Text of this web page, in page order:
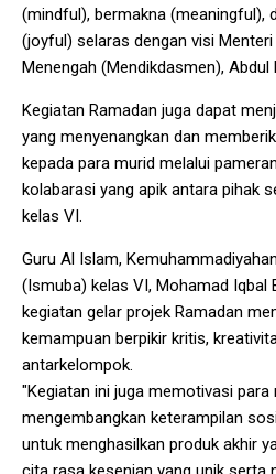
(mindful), bermakna (meaningful),
(joyful) selaras dengan visi Menteri
Menengah (Mendikdasmen), Abdul
Kegiatan Ramadan juga dapat
yang menyenangkan dan
kepada para murid melalui
kolabarasi yang apik antara pihak
kelas VI.
Guru Al Islam,
(Ismuba) kelas VI, Mohamad Iqbal
kegiatan gelar projek Ramadan
kemampuan berpikir kritis,
antarkelompok.
"Kegiatan ini juga memotivasi para
mengembangkan keterampilan
untuk menghasilkan produk akhir